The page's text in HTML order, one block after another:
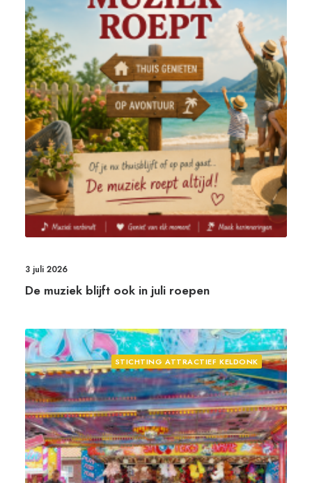
3 juli 2026
De muziek blijft ook in juli roepen
STICHTING ATTRACTIEF KELDONK